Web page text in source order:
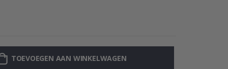
TOEVOEGEN AAN WINKELWAGEN